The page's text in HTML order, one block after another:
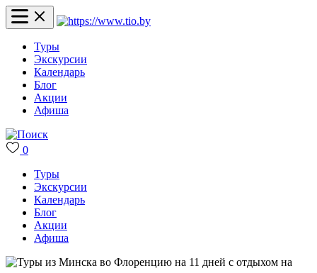
Туры
Экскурсии
Календарь
Блог
Акции
Афиша
0
Туры
Экскурсии
Календарь
Блог
Акции
Афиша